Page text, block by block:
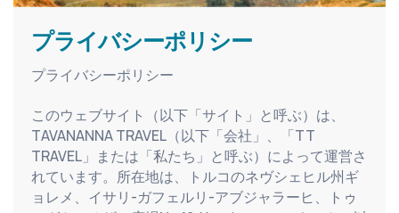
プライバシーポリシー
プライバシーポリシー
このウェブサイト（以下「サイト」と呼ぶ）は、
TAVANANNA TRAVEL（以下「会社」、「TT
TRAVEL」または「私たち」と呼ぶ）によって運営さ
れています。所在地は、トルコのネヴシェヒル州ギ
ョレメ、イサリ-ガフェルリ-アブジャラーヒ、トゥ